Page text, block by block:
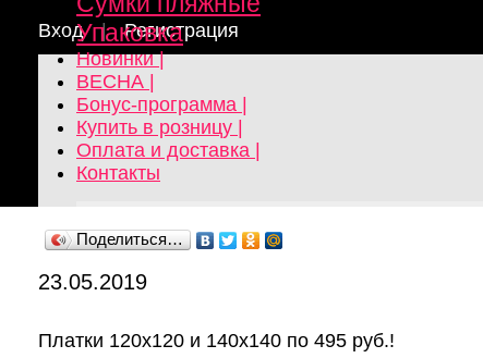
Вход | Регистрация
Упаковка
Новинки |
ВЕСНА |
Бонус-программа |
Купить в розницу |
Оплата и доставка |
Контакты
Главная Новости
Новости. 93656
Поделиться…
23.05.2019
Платки 120х120 и 140х140 по 495 руб.!